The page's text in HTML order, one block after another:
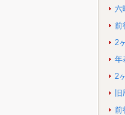
六
前
2
年
2
旧
前